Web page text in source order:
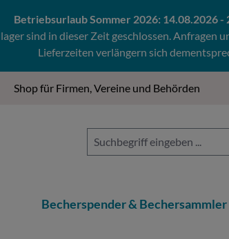
Betriebsurlaub Sommer 2026: 14.08.2026 -
sind in dieser Zeit geschlossen.
Lieferzeiten verlängern sich
Shop für Firmen, Vereine und Behörden
Becherspender & Bechersammler